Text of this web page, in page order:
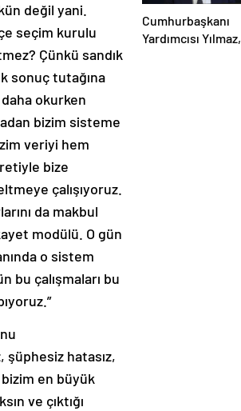
değil yani.
seçim kurulu
Çünkü sandık
sonuç tutağına
okurken
bizim sisteme
veriyi hem
bize
çalışıyoruz.
da makbul
modülü. O gün
o sistem
bu çalışmaları bu
hatasız,
en büyük
ve çıktığı
Cumhurbaşkanı
Yardımcısı Yılmaz,